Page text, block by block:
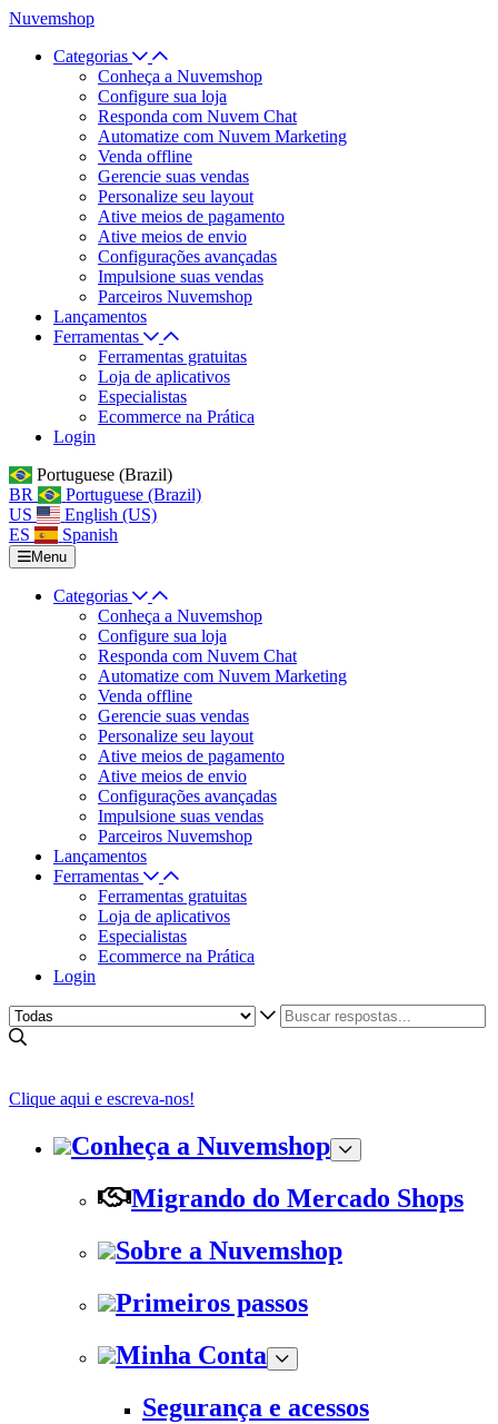
Nuvemshop
Categorias
Conheça a Nuvemshop
Configure sua loja
Responda com Nuvem Chat
Automatize com Nuvem Marketing
Venda offline
Gerencie suas vendas
Personalize seu layout
Ative meios de pagamento
Ative meios de envio
Configurações avançadas
Impulsione suas vendas
Parceiros Nuvemshop
Lançamentos
Ferramentas
Ferramentas gratuitas
Loja de aplicativos
Especialistas
Ecommerce na Prática
Login
Portuguese (Brazil)
BR
Portuguese (Brazil)
US
English (US)
ES
Spanish
Menu
Categorias
Conheça a Nuvemshop
Configure sua loja
Responda com Nuvem Chat
Automatize com Nuvem Marketing
Venda offline
Gerencie suas vendas
Personalize seu layout
Ative meios de pagamento
Ative meios de envio
Configurações avançadas
Impulsione suas vendas
Parceiros Nuvemshop
Lançamentos
Ferramentas
Ferramentas gratuitas
Loja de aplicativos
Especialistas
Ecommerce na Prática
Login
Clique aqui e escreva-nos!
Conheça a Nuvemshop
Migrando do Mercado Shops
Sobre a Nuvemshop
Primeiros passos
Minha Conta
Segurança e acessos